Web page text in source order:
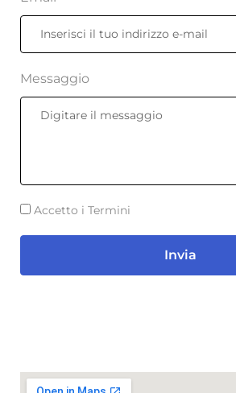
Messaggio
Accetto i Termini
Invia